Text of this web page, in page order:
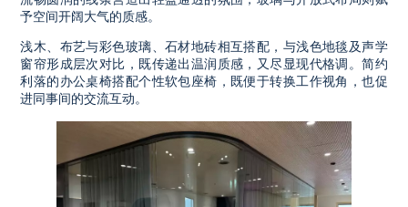
予空间开阔大气的质感。
浅木、布艺与彩色玻璃、石材地砖相互搭配，与浅色地毯及声学
窗帘形成层次对比，既传递出温润质感，又尽显现代格调。简约
利落的办公桌椅搭配个性软包座椅，既便于转换工作视角，也促
进同事间的交流互动。